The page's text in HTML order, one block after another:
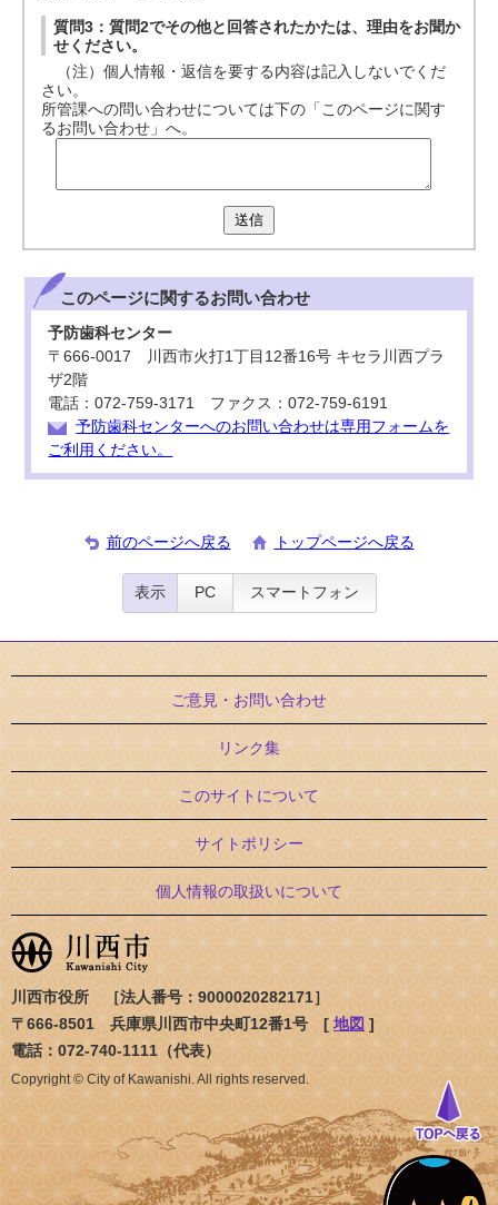
質問3：質問2でその他と回答されたかたは、理由をお聞か
せください。
（注）個人情報・返信を要する内容は記入しないでくだ
さい。
所管課への問い合わせについては下の「このページに関す
るお問い合わせ」へ。
送信
このページに関するお問い合わせ
予防歯科センター
〒666-0017 川西市火打1丁目12番16号 キセラ川西プラ
ザ2階
電話：072-759-3171 ファクス：072-759-6191
予防歯科センターへのお問い合わせは専用フォームを
ご利用ください。
前のページへ戻る トップページへ戻る
表示 PC スマートフォン
ご意見・お問い合わせ
リンク集
このサイトについて
サイトポリシー
個人情報の取扱いについて
川西市役所 ［法人番号：9000020282171］
〒666-8501 兵庫県川西市中央町12番1号 [ 地図 ]
電話：072-740-1111（代表）
Copyright © City of Kawanishi. All rights reserved.